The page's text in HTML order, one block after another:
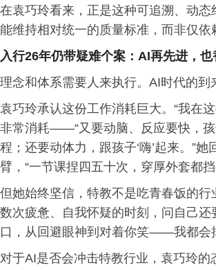
在袁巧玲看来，正是这种可追溯、动
能维持相对统一的质量标准，而非仅
入行26年仍带疑难个案： AI再先进，
理念和体系需要人来执行。AI时代的
袁巧玲承认这份工作消耗巨大。“我在
非常消耗——“又要动脑、反应要快，
程；还要动体力，跟孩子‘嗨’起来。”
臂，“一节课捏四五十次，穿厚外套都
但她始终坚信，特教不是吃青春饭的
数次疲惫、自我怀疑的时刻，问自己
口，从回避眼神到对着你笑——我都会
对于AI是否会冲击特教行业，袁巧玲